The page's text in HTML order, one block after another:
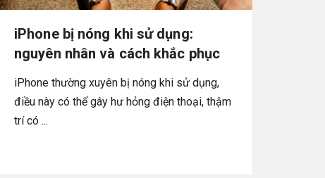
iPhone bị nóng khi sử dụng:
nguyên nhân và cách khắc phục
iPhone thường xuyên bị nóng khi sử dụng,
điều này có thể gây hư hỏng điện thoại, thậm
trí có ...